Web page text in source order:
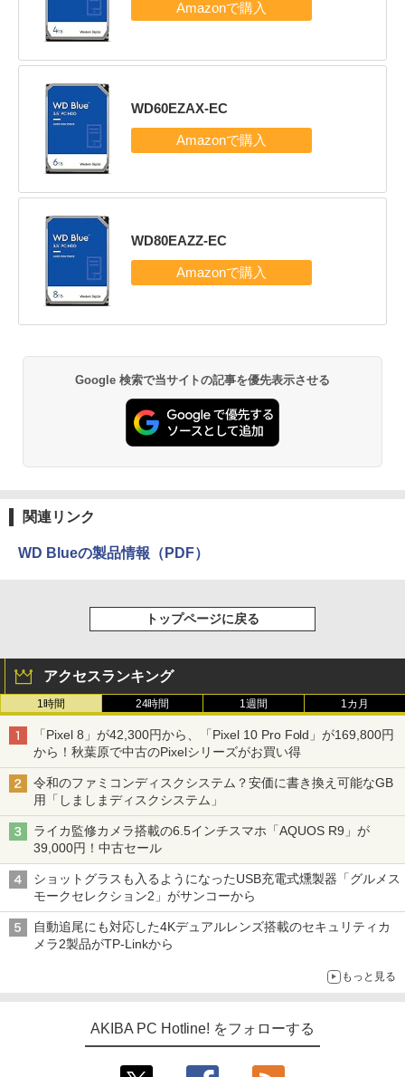
WD60EZAX-EC
WD80EAZZ-EC
Google 検索で当サイトの記事を優先表示させる
関連リンク
WD Blueの製品情報（PDF）
トップページに戻る
アクセスランキング
1時間 24時間 1週間 1カ月
「Pixel 8」が42,300円から、「Pixel 10 Pro Fold」が169,800円
から！秋葉原で中古のPixelシリーズがお買い得
令和のファミコンディスクシステム？安価に書き換え可能なGB
用「しましまディスクシステム」
ライカ監修カメラ搭載の6.5インチスマホ「AQUOS R9」が
39,000円！中古セール
ショットグラスも入るようになったUSB充電式燻製器「グルメス
モークセレクション2」がサンコーから
自動追尾にも対応した4Kデュアルレンズ搭載のセキュリティカ
メラ2製品がTP-Linkから
もっと見る
AKIBA PC Hotline! をフォローする